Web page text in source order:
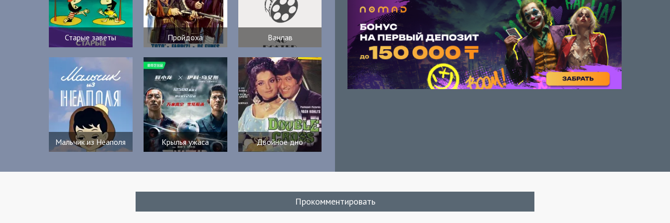
Старые заветы Пройдоха Ванлав
Мальчик из Неаполя Крылья ужаса Двойное дно
Прокомментировать